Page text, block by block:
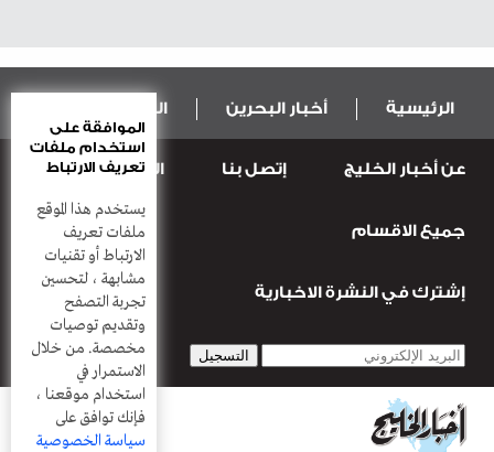
الرئيسية أخبار البحرين المال و الاقتصاد
عربية ودولية الرياضة
قضـايــا وحـــوادث أعمدة
عن أخبار الخليج إتصل بنا المطبعة
جميع الاقسام
إشترك في النشرة الاخبارية
الموافقة على
استخدام ملفات
تعريف الارتباط
يستخدم هذا الموقع
ملفات تعريف
الارتباط أو تقنيات
مشابهة ، لتحسين
تجربة التصفح
وتقديم توصيات
مخصصة. من خلال
الاستمرار في
استخدام موقعنا ،
فإنك توافق على
سياسة الخصوصية